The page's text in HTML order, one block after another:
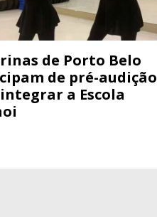
de Porto Belo
de pré-audição
a Escola